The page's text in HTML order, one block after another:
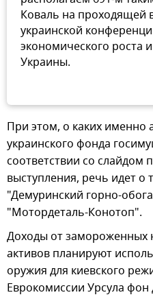
Коваль на проходящей
украинской
экономического роста
Украины.
При этом, о каких именно
украинского фонда
соответствии со слайдом
выступления, речь идет
"Демуринский горно-
"Мотордеталь-Конотоп".
Доходы от замороженных
активов планируют
оружия для киевского
Еврокомиссии Урсула фон